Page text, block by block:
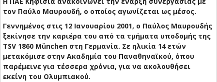
τον Παύλο Μαυρουδή, ο οποίος αγωνίζεται ως μέσος.
Γεννημένος στις 12 Ιανουαρίου 2001, ο Παύλος Μαυρουδής
ξεκίνησε την καριέρα του από τα τμήματα υποδομής της
TSV 1860 München στη Γερμανία. Σε ηλικία 14 ετών
μετακόμισε στην Ακαδημία του Παναθηναϊκού, όπου
παρέμεινε για τέσσερα χρόνια, για να ακολουθήσει
εκείνη του Ολυμπιακού.